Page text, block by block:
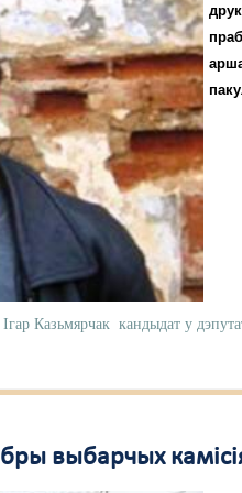
Ігар Казьмярчак кандыдат у
выбарчых